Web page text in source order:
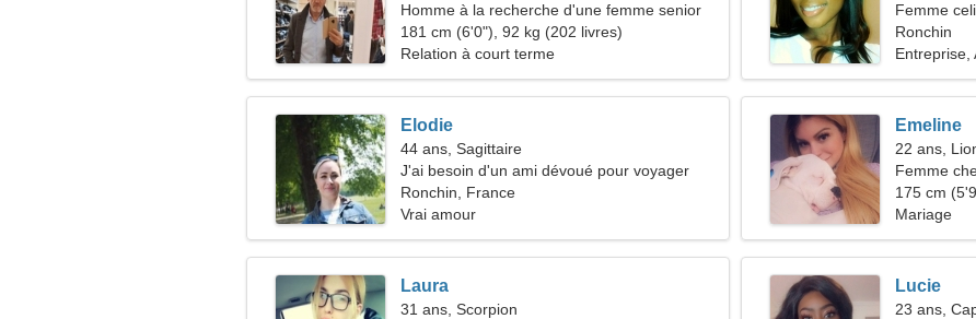
Homme à la recherche d'une femme senior
51-56
181 cm (6'0"), 92 kg (202 livres)
Relation à court terme
Femme
35-43
Ronchin
Entreprise,
Elodie
44 ans, Sagittaire
J'ai besoin d'un ami dévoué pour voyager
ensemble
Ronchin, France
Vrai amour
Emeline
22 ans,
Femme
175 cm
Mariage
Laura
31 ans, Scorpion
Lucie
23 ans,